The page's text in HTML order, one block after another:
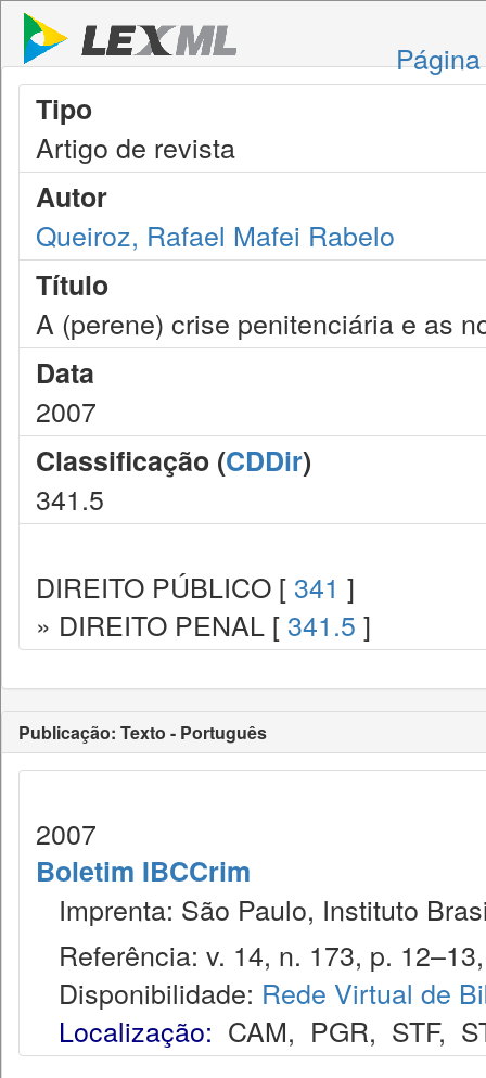
Tipo
Artigo de revista
Autor
Queiroz, Rafael Mafei Rabelo
Título
A (perene) crise penitenciária e as
Data
2007
Classificação (CDDir)
341.5
DIREITO PÚBLICO [ 341 ]
» DIREITO PENAL [ 341.5 ]
Publicação: Texto - Português
2007
Boletim IBCCrim
Imprenta: São Paulo, Instituto
Referência: v. 14, n. 173, p.
Disponibilidade: Rede Virtual de
Localização: CAM, PGR, STF,